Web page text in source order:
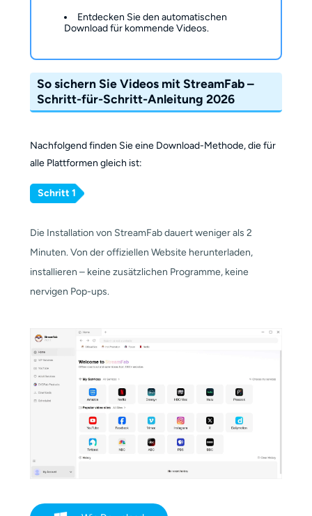
Entdecken Sie den automatischen
Download für kommende Videos.
So sichern Sie Videos mit StreamFab –
Schritt-für-Schritt-Anleitung 2026
Nachfolgend finden Sie eine Download-Methode, die für
alle Plattformen gleich ist:
Schritt 1
Die Installation von StreamFab dauert weniger als 2
Minuten. Von der offiziellen Website herunterladen,
installieren – keine zusätzlichen Programme, keine
nervigen Pop-ups.